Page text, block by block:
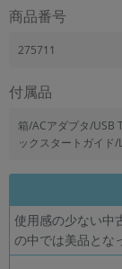
商品番号
275711
付属品
箱/ACアダプタ/USB
ックスタートガイド/
使用感の少ない中
の中では美品とな
商品の搭載機能による絞り込
商品状態の絞り込み
「新品」「未使用」「中古」
OS
OSの絞り込み